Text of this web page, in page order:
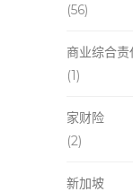
(56)
商业综合责
(1)
家财险
(2)
新加坡